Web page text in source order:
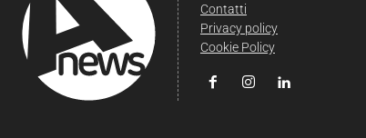
Contatti
Privacy policy
Cookie Policy